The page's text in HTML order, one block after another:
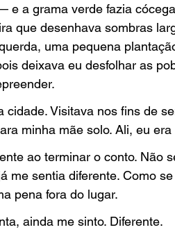
e a grama verde fazia
que desenhava sombras
uma pequena
deixava eu desfolhar as
cidade. Visitava nos fins de
minha mãe solo. Ali, eu
ao terminar o conto. Não
me sentia diferente. Como
pena fora do lugar.
ainda me sinto. Diferente.